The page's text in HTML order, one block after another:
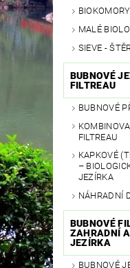
PRODEJ
BIOKOMORY
MALÉ
SIEVE -
BUBNOVÉ
FILTREAU
BUBNOVÉ
FILTREAU
KAPKOVÉ
–
JEZÍRKA
NÁHRADNÍ
BUBNOVÉ
ZAHRADNÍ
JEZÍRKA
BUBNOVÉ